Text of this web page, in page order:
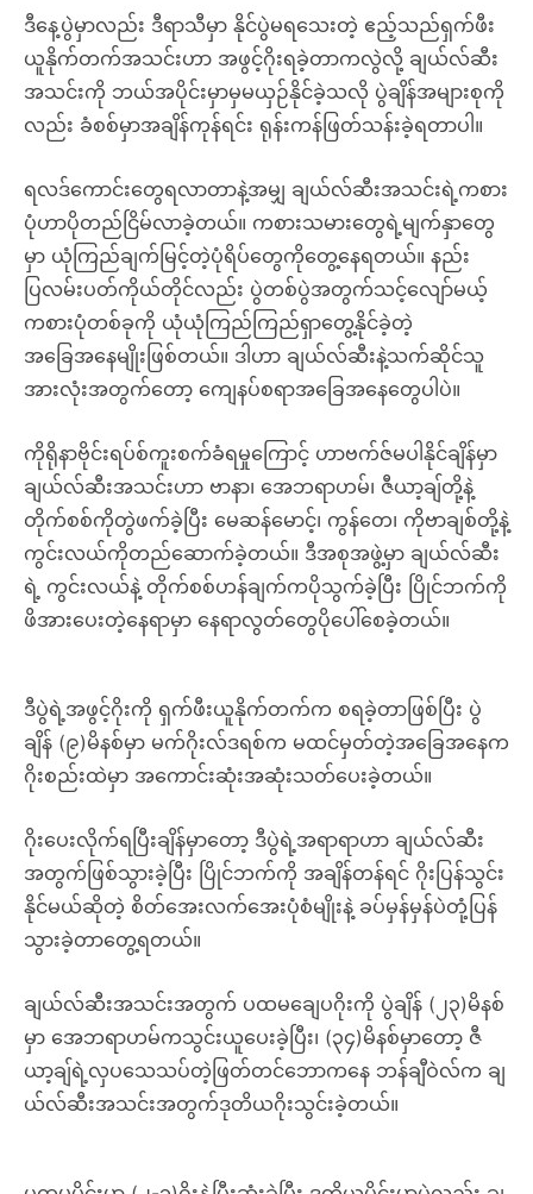
ဒီနေ့ပွဲမှာလည်း ဒီရာသီမှာ နိုင်ပွဲမရသေးတဲ့ ဧည့်သည်ရှက်ဖီး
ယူနိုက်တက်အသင်းဟာ အဖွင့်ဂိုးရခဲ့တာကလွဲလို့ ချယ်လ်ဆီး
အသင်းကို ဘယ်အပိုင်းမှာမှမယှဉ်နိုင်ခဲ့သလို ပွဲချိန်အများစုကို
လည်း ခံစစ်မှာအချိန်ကုန်ရင်း ရုန်းကန်ဖြတ်သန်းခဲ့ရတာပါ။
ရလဒ်ကောင်းတွေရလာတာနဲ့အမျှ ချယ်လ်ဆီးအသင်းရဲ့ကစား
ပုံဟာပိုတည်ငြိမ်လာခဲ့တယ်။ ကစားသမားတွေရဲ့မျက်နှာတွေ
မှာ ယုံကြည်ချက်မြင့်တဲ့ပုံရိပ်တွေကိုတွေ့နေရတယ်။ နည်း
ပြလမ်းပတ်ကိုယ်တိုင်လည်း ပွဲတစ်ပွဲအတွက်သင့်လျော်မယ့်
ကစားပုံတစ်ခုကို ယုံယုံကြည်ကြည်ရှာတွေ့နိုင်ခဲ့တဲ့
အခြေအနေမျိုးဖြစ်တယ်။ ဒါဟာ ချယ်လ်ဆီးနဲ့သက်ဆိုင်သူ
အားလုံးအတွက်တော့ ကျေနပ်စရာအခြေအနေတွေပါပဲ။
ကိုရိုနာဗိုင်းရပ်စ်ကူးစက်ခံရမှုကြောင့် ဟာဗက်ဇ်မပါနိုင်ချိန်မှာ
ချယ်လ်ဆီးအသင်းဟာ ဗာနာ၊ အေဘရာဟမ်၊ ဇီယာ့ချ်တို့နဲ့
တိုက်စစ်ကိုတွဲဖက်ခဲ့ပြီး မေဆန်မောင့်၊ ကွန်တေ၊ ကိုဗာချစ်တို့နဲ့
ကွင်းလယ်ကိုတည်ဆောက်ခဲ့တယ်။ ဒီအစုအဖွဲ့မှာ ချယ်လ်ဆီး
ရဲ့ ကွင်းလယ်နဲ့ တိုက်စစ်ဟန်ချက်ကပိုသွက်ခဲ့ပြီး ပြိုင်ဘက်ကို
ဖိအားပေးတဲ့နေရာမှာ နေရာလွတ်တွေပိုပေါ်စေခဲ့တယ်။
ဒီပွဲရဲ့အဖွင့်ဂိုးကို ရှက်ဖီးယူနိုက်တက်က စရခဲ့တာဖြစ်ပြီး ပွဲ
ချိန် (၉)မိနစ်မှာ မက်ဂိုးလ်ဒရစ်က မထင်မှတ်တဲ့အခြေအနေက
ဂိုးစည်းထဲမှာ အကောင်းဆုံးအဆုံးသတ်ပေးခဲ့တယ်။
ဂိုးပေးလိုက်ရပြီးချိန်မှာတော့ ဒီပွဲရဲ့အရာရာဟာ ချယ်လ်ဆီး
အတွက်ဖြစ်သွားခဲ့ပြီး ပြိုင်ဘက်ကို အချိန်တန်ရင် ဂိုးပြန်သွင်း
နိုင်မယ်ဆိုတဲ့ စိတ်အေးလက်အေးပုံစံမျိုးနဲ့ ခပ်မှန်မှန်ပဲတုံ့ပြန်
သွားခဲ့တာတွေ့ရတယ်။
ချယ်လ်ဆီးအသင်းအတွက် ပထမချေပဂိုးကို ပွဲချိန် (၂၃)မိနစ်
မှာ အေဘရာဟမ်ကသွင်းယူပေးခဲ့ပြီး၊ (၃၄)မိနစ်မှာတော့ ဇီ
ယာ့ချ်ရဲ့လှပသေသပ်တဲ့ဖြတ်တင်ဘောကနေ ဘန်ချီဝဲလ်က ချ
ယ်လ်ဆီးအသင်းအတွက်ဒုတိယဂိုးသွင်းခဲ့တယ်။